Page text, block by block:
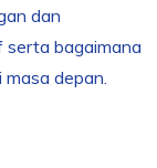
dan
serta bagaimana
depan.